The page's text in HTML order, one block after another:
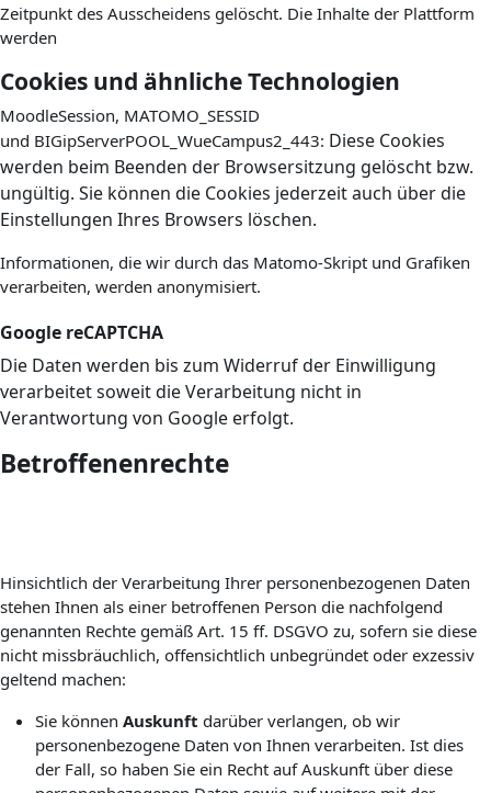
Zeitpunkt des Ausscheidens gelöscht. Die Inhalte der Plattform
werden
Cookies und ähnliche Technologien
MoodleSession, MATOMO_SESSID
und BIGipServerPOOL_WueCampus2_443: Diese Cookies
werden beim Beenden der Browsersitzung gelöscht bzw.
ungültig. Sie können die Cookies jederzeit auch über die
Einstellungen Ihres Browsers löschen.
Informationen, die wir durch das Matomo-Skript und Grafiken
verarbeiten, werden anonymisiert.
Google reCAPTCHA
Die Daten werden bis zum Widerruf der Einwilligung
verarbeitet soweit die Verarbeitung nicht in
Verantwortung von Google erfolgt.
Betroffenenrechte
Hinsichtlich der Verarbeitung Ihrer personenbezogenen Daten
stehen Ihnen als einer betroffenen Person die nachfolgend
genannten Rechte gemäß Art. 15 ff. DSGVO zu, sofern sie diese
nicht missbräuchlich, offensichtlich unbegründet oder exzessiv
geltend machen:
Sie können Auskunft darüber verlangen, ob wir
personenbezogene Daten von Ihnen verarbeiten. Ist dies
der Fall, so haben Sie ein Recht auf Auskunft über diese